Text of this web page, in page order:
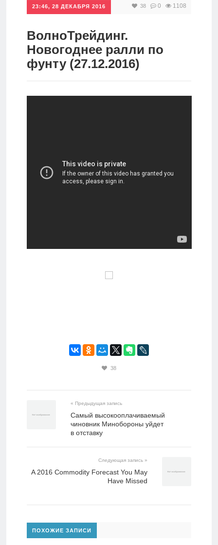
Инвестиции
Дивиденды
Волновой
в России
23:46, 28 ДЕКАБРЯ 2016 38 0 1108
ВолноТрейдинг.
Новогоднее ралли по
фунту (27.12.2016)
38
« Предыдущая запись
Самый высокооплачиваемый
чиновник Минобороны уйдет
в отставку
Следующая запись »
A 2016 Commodity Forecast You May
Have Missed
ПОХОЖИЕ ЗАПИСИ